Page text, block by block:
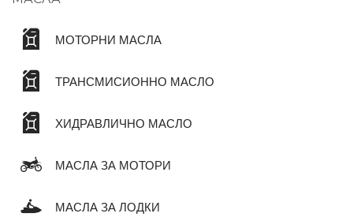
МОТОРНИ МАСЛА
ТРАНСМИСИОННО МАСЛО
ХИДРАВЛИЧНО МАСЛО
МАСЛА ЗА МОТОРИ
МАСЛА ЗА ЛОДКИ